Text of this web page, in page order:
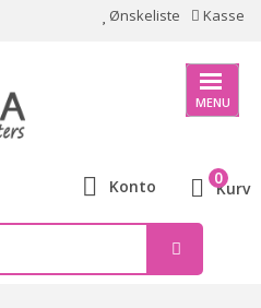
Ønskeliste Kasse
MENU
Konto Kurv
0